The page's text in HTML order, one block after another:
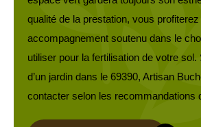
qualité de la prestation, vous profiterez
accompagnement soutenu dans le
utiliser pour la fertilisation de votre
d’un jardin dans le 69390, Artisan
contacter selon les recommandations